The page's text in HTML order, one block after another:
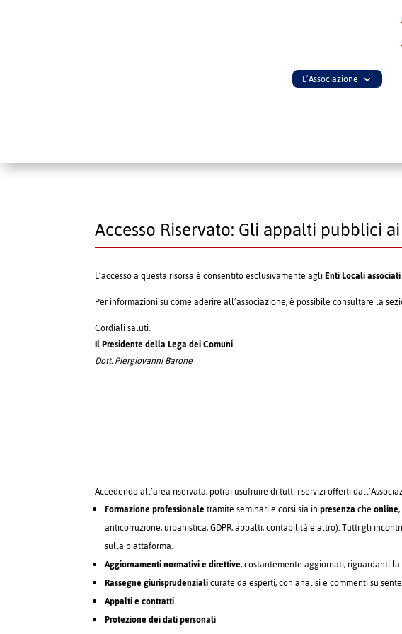
L’Associazione
Accesso Riservato: Gli appalti pubblici
L’accesso a questa risorsa è consentito esclusivamente agliEnti Locali
Per informazioni su come aderire all’associazione, è possibile consultare la
Cordiali saluti,
Il Presidente della Lega dei Comuni
Dott. Piergiovanni Barone
Accedendo all’area riservata, potrai usufruire di tutti i servizi offerti
Formazione professionaletramite seminari e corsi sia inpresenzacheonline
anticorruzione, urbanistica, GDPR, appalti, contabilità e altro). Tutti gli
sulla piattaforma.
Aggiornamenti normativi e direttive, costantemente aggiornati, riguardanti
Rassegne giurisprudenzialicurate da esperti, con analisi e commenti su
Appalti e contratti
Protezione dei dati personali